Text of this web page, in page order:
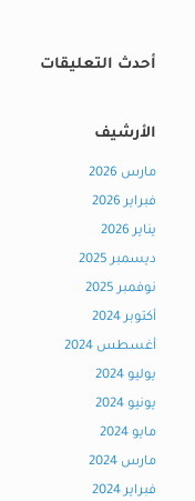
أحدث التعليقات
الأرشيف
مارس 2026
فبراير 2026
يناير 2026
ديسمبر 2025
نوفمبر 2025
أكتوبر 2024
أغسطس 2024
يوليو 2024
يونيو 2024
مايو 2024
مارس 2024
فبراير 2024